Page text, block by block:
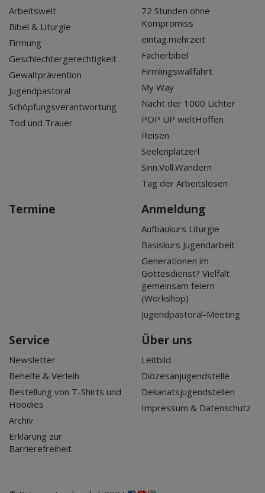
Arbeitswelt
Bibel & Liturgie
Firmung
Geschlechtergerechtigkeit
Gewaltprävention
Jugendpastoral
Schöpfungsverantwortung
Tod und Trauer
72 Stunden ohne
Kompromiss
eintag.mehrzeit
Fächerbibel
Firmlingswallfahrt
My Way
Nacht der 1000 Lichter
POP UP weltHoffen
Reisen
Seelenplatzerl
Sinn.Voll.Wandern
Tag der Arbeitslosen
Termine Anmeldung
Aufbaukurs Liturgie
Basiskurs Jugendarbeit
Generationen im
Gottesdienst? Vielfalt
gemeinsam feiern
(Workshop)
Jugendpastoral-Meeting
Service
Newsletter
Behelfe & Verleih
Bestellung von T-Shirts und
Hoodies
Archiv
Erklärung zur
Barrierefreiheit
Über uns
Leitbild
Diözesanjugendstelle
Dekanatsjugendstellen
Impressum & Datenschutz